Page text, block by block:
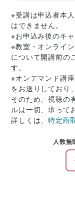
※受講は申込者本
はできません。
※お申込み後のキ
※教室・オンライ
について開講前の
す。
※オンデマンド講
をお送りしており
そのため、視聴の
ルは一切、承って
詳しくは、特定商
人数無